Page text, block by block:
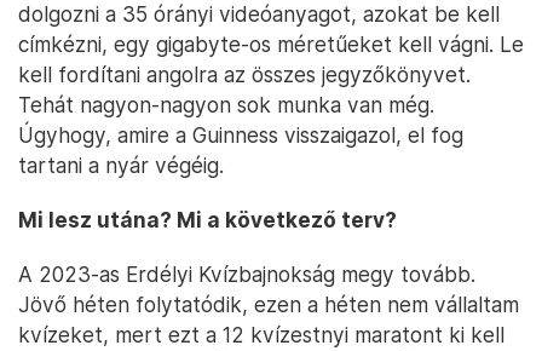
dolgozni a 35 órányi videóanyagot, azokat be kell
címkézni, egy gigabyte-os méretűeket kell vágni. Le
kell fordítani angolra az összes jegyzőkönyvet.
Tehát nagyon-nagyon sok munka van még.
Úgyhogy, amire a Guinness visszaigazol, el fog
tartani a nyár végéig.
Mi lesz utána? Mi a következő terv?
A 2023-as Erdélyi Kvízbajnokság megy tovább.
Jövő héten folytatódik, ezen a héten nem vállaltam
kvízeket, mert ezt a 12 kvízestnyi maratont ki kell